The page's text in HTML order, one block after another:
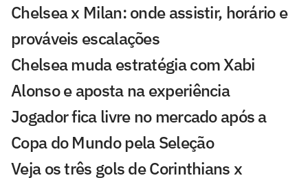
Chelsea x Milan: onde assistir, horário e
prováveis escalações
Chelsea muda estratégia com Xabi
Alonso e aposta na experiência
Jogador fica livre no mercado após a
Copa do Mundo pela Seleção
Veja os três gols de Corinthians x